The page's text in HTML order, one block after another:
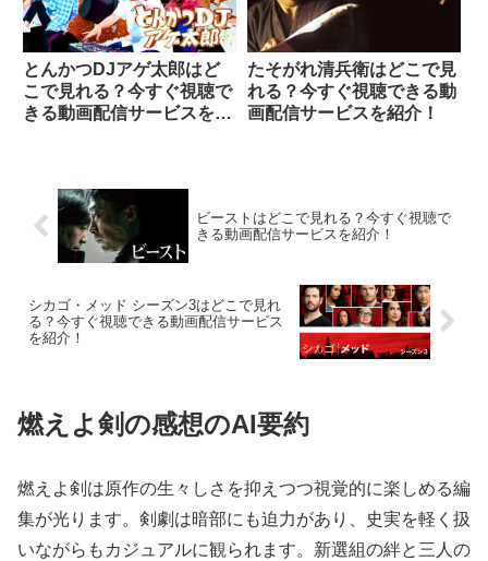
とんかつDJアゲ太郎はど
こで見れる？今すぐ視聴で
きる動画配信サービスを紹
たそがれ清兵衛はどこで見
れる？今すぐ視聴できる動
画配信サービスを紹介！
ビーストはどこで見れる？今すぐ視聴で
きる動画配信サービスを紹介！
シカゴ・メッド シーズン3はどこで見れ
る？今すぐ視聴できる動画配信サービス
を紹介！
燃えよ剣の感想のAI要約
燃えよ剣は原作の生々しさを抑えつつ視覚的に楽しめる編
集が光ります。剣劇は暗部にも迫力があり、史実を軽く扱
いながらもカジュアルに観られます。新選組の絆と三人の